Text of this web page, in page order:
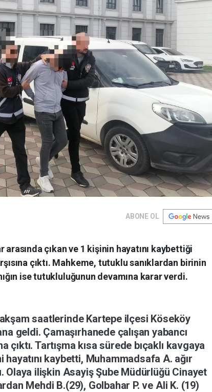
ABONE OL
çıkan ve 1 kişinin hayatını kaybettiği
çıktı. Mahkeme, tutuklu sanıklardan birinin
ise tutukluluğunun devamına karar verdi.
akşamsaatlerinde Kartepe ilçesi Köseköy
geldi. Çamaşırhanede çalışanyabancı
çıktı.Tartışma kısasürede bıçaklı kavgaya
hayatını kaybetti, MuhammadsafaA. ağır
Olaya ilişkin AsayişŞube Müdürlüğü Cinayet
Mehdi B.(29), Golbahar P.ve Ali K. (19)